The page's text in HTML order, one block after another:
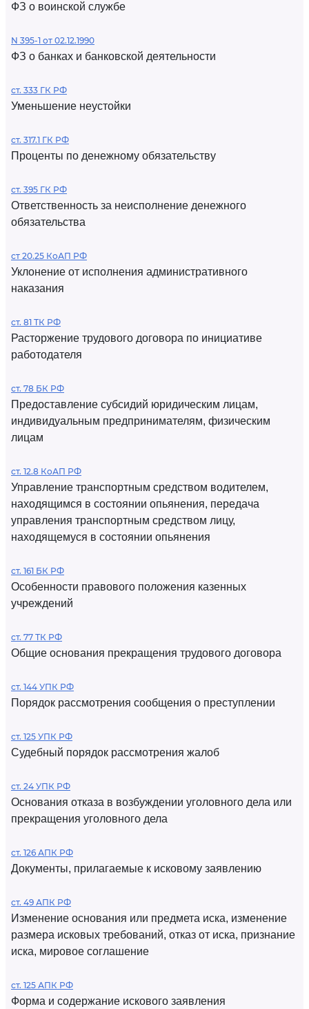
ФЗ о воинской службе
N 395-1 от 02.12.1990
ФЗ о банках и банковской деятельности
ст. 333 ГК РФ
Уменьшение неустойки
ст. 317.1 ГК РФ
Проценты по денежному обязательству
ст. 395 ГК РФ
Ответственность за неисполнение денежного
обязательства
ст 20.25 КоАП РФ
Уклонение от исполнения административного
наказания
ст. 81 ТК РФ
Расторжение трудового договора по инициативе
работодателя
ст. 78 БК РФ
Предоставление субсидий юридическим лицам,
индивидуальным предпринимателям, физическим
лицам
ст. 12.8 КоАП РФ
Управление транспортным средством водителем,
находящимся в состоянии опьянения, передача
управления транспортным средством лицу,
находящемуся в состоянии опьянения
ст. 161 БК РФ
Особенности правового положения казенных
учреждений
ст. 77 ТК РФ
Общие основания прекращения трудового договора
ст. 144 УПК РФ
Порядок рассмотрения сообщения о преступлении
ст. 125 УПК РФ
Судебный порядок рассмотрения жалоб
ст. 24 УПК РФ
Основания отказа в возбуждении уголовного дела или
прекращения уголовного дела
ст. 126 АПК РФ
Документы, прилагаемые к исковому заявлению
ст. 49 АПК РФ
Изменение основания или предмета иска, изменение
размера исковых требований, отказ от иска, признание
иска, мировое соглашение
ст. 125 АПК РФ
Форма и содержание искового заявления